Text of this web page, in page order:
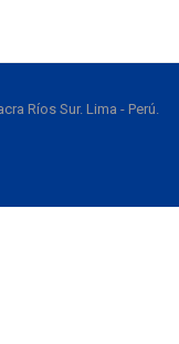
Ríos Sur. Lima - Perú.